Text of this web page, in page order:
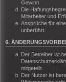
Gewinn.
Die
Mitarbeiter und
Ansprüche für
unberührt.
6.
Der Betreiber ist
mitgeteilt.
Der Nutzer ist